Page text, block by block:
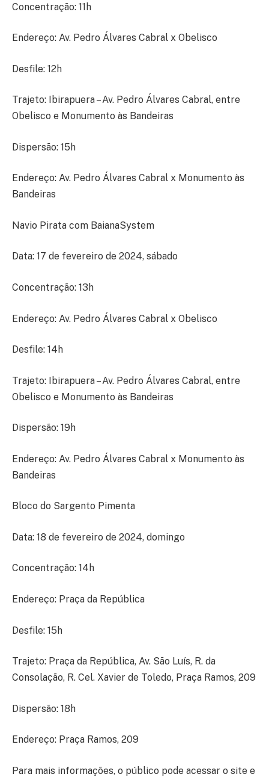
Concentração: 11h
Endereço: Av. Pedro Álvares Cabral x Obelisco
Desfile: 12h
Trajeto: Ibirapuera – Av. Pedro Álvares Cabral, entre
Obelisco e Monumento às Bandeiras
Dispersão: 15h
Endereço: Av. Pedro Álvares Cabral x Monumento às
Bandeiras
Navio Pirata com BaianaSystem
Data: 17 de fevereiro de 2024, sábado
Concentração: 13h
Endereço: Av. Pedro Álvares Cabral x Obelisco
Desfile: 14h
Trajeto: Ibirapuera – Av. Pedro Álvares Cabral, entre
Obelisco e Monumento às Bandeiras
Dispersão: 19h
Endereço: Av. Pedro Álvares Cabral x Monumento às
Bandeiras
Bloco do Sargento Pimenta
Data: 18 de fevereiro de 2024, domingo
Concentração: 14h
Endereço: Praça da República
Desfile: 15h
Trajeto: Praça da República, Av. São Luís, R. da
Consolação, R. Cel. Xavier de Toledo, Praça Ramos, 209
Dispersão: 18h
Endereço: Praça Ramos, 209
Para mais informações, o público pode acessar o site e